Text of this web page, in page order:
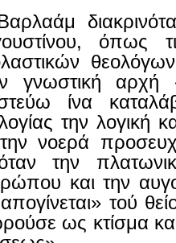
όπως
γνωστική
ίνα
την λογική
νοερά
την
και την
απογίνεται» τού
ως κτίσμα